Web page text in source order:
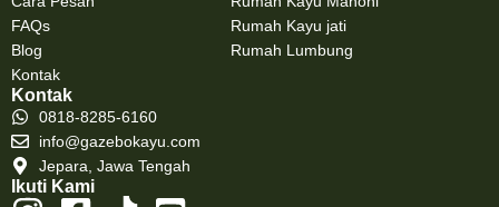
FAQs
Blog
Kontak
Rumah Kayu jati
Rumah Lumbung
Kontak
0818-8285-6160
info@gazebokayu.com
Jepara, Jawa Tengah
Ikuti Kami